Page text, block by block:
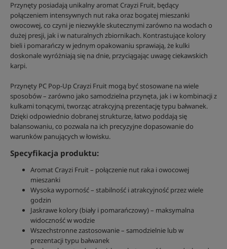
Przynęty posiadają unikalny aromat Crayzi Fruit, będący
połączeniem intensywnych nut raka oraz bogatej mieszanki
owocowej, co czyni je niezwykle skutecznymi zarówno na wodach o
dużej presji, jak i w naturalnych zbiornikach. Kontrastujące kolory
bieli i pomarańczy w jednym opakowaniu sprawiają, że kulki
doskonale wyróżniają się na dnie, przyciągając uwagę ciekawskich
karpi.
Przynęty PC Pop-Up Crayzi Fruit mogą być stosowane na wiele
sposobów – zarówno jako samodzielna przynęta, jak i w kombinacji z
kulkami tonącymi, tworząc atrakcyjną prezentację typu bałwanek.
Dzięki odpowiednio dobranej strukturze, łatwo poddają się
balansowaniu, co pozwala na ich precyzyjne dopasowanie do
warunków panujących w łowisku.
Specyfikacja produktu:
Aromat Crayzi Fruit – połączenie nut raka i owocowej
mieszanki
Wysoka wyporność – stabilność i atrakcyjność przez wiele
godzin
Jaskrawe kolory (biały i pomarańczowy) – maksymalna
widoczność w wodzie
Wszechstronne zastosowanie – samodzielnie lub w
prezentacji typu bałwanek